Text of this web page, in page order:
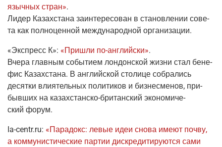
языч­ных стран».
Лидер Казах­ста­на заин­те­ре­со­ван в ста­нов­ле­нии сове­
та как пол­но­цен­ной меж­ду­на­род­ной организации.
«Экс­пресс К»: «При­шли по-англий­ски».
Вче­ра глав­ным собы­ти­ем лон­дон­ской жиз­ни стал бене­
фис Казах­ста­на. В англий­ской сто­ли­це собра­лись
десят­ки вли­я­тель­ных поли­ти­ков и биз­не­сме­нов, при­
быв­ших на казах­стан­ско-бри­тан­ский эко­но­ми­че­
ский форум.
Ia-centr.ru: «Пара­докс: левые идеи сно­ва име­ют поч­ву,
а ком­му­ни­сти­че­ские пар­тии дис­кре­ди­ти­ру­ют­ся сами